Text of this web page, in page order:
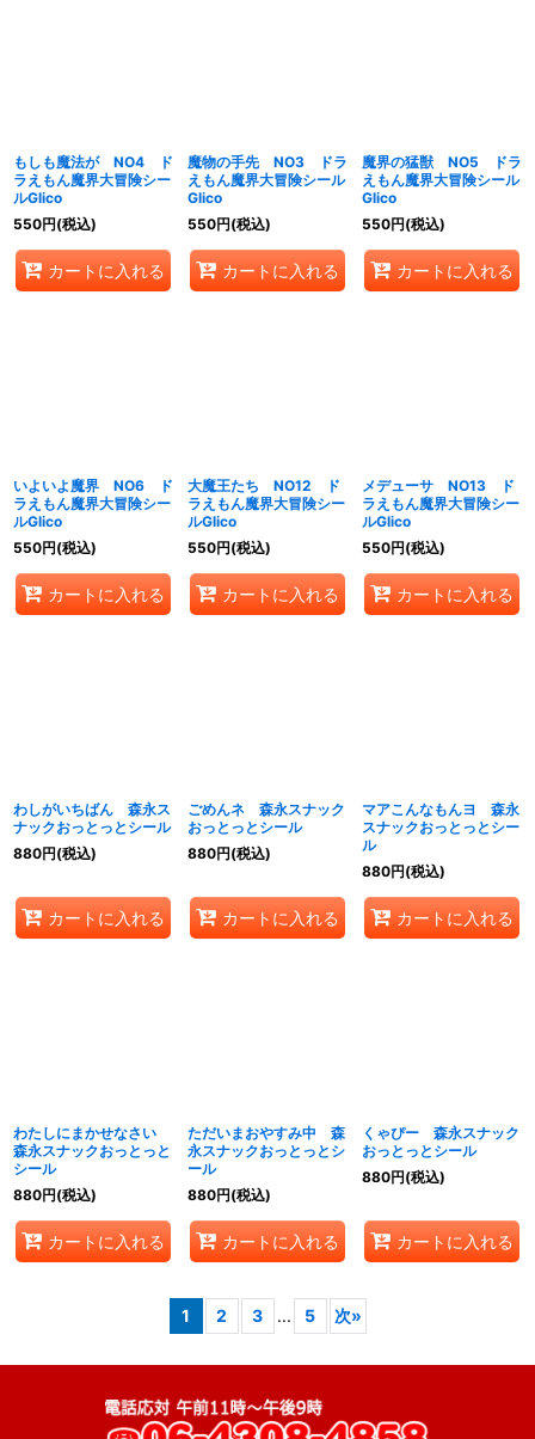
もしも魔法が NO4 ド
ラえもん魔界大冒険シー
ルGlico
550円(税込)
カートに入れる
魔物の手先 NO3 ドラ
えもん魔界大冒険シール
Glico
550円(税込)
カートに入れる
魔界の猛獣 NO5 ドラ
えもん魔界大冒険シール
Glico
550円(税込)
カートに入れる
いよいよ魔界 NO6 ド
ラえもん魔界大冒険シー
ルGlico
550円(税込)
カートに入れる
大魔王たち NO12 ド
ラえもん魔界大冒険シー
ルGlico
550円(税込)
カートに入れる
メデューサ NO13 ド
ラえもん魔界大冒険シー
ルGlico
550円(税込)
カートに入れる
わしがいちばん 森永ス
ナックおっとっとシール
880円(税込)
カートに入れる
ごめんネ 森永スナック
おっとっとシール
880円(税込)
カートに入れる
マアこんなもんヨ 森永
スナックおっとっとシー
ル
880円(税込)
カートに入れる
わたしにまかせなさい
森永スナックおっとっと
シール
880円(税込)
カートに入れる
ただいまおやすみ中 森
永スナックおっとっとシ
ール
880円(税込)
カートに入れる
くゃぴー 森永スナック
おっとっとシール
880円(税込)
カートに入れる
1 2 3 ... 5 次»